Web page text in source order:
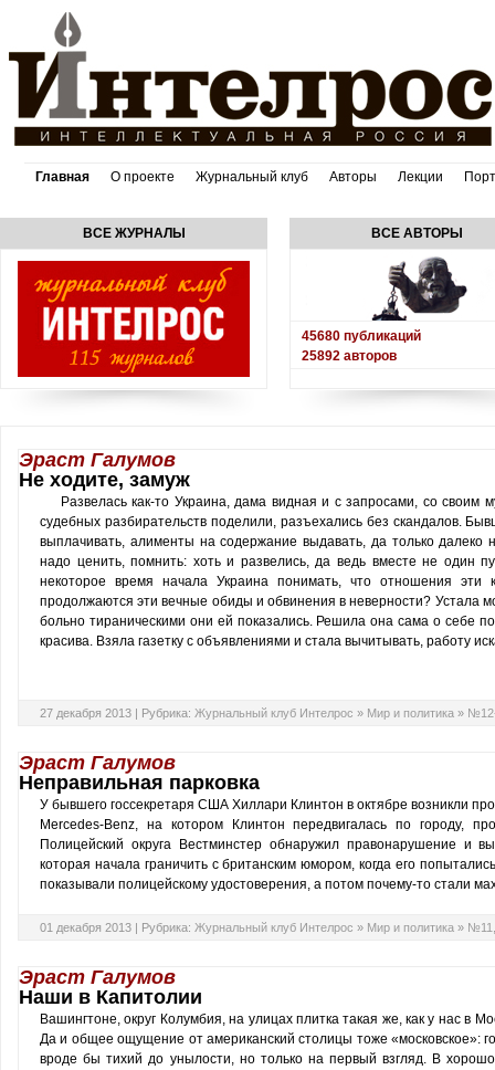
Главная О проекте Журнальный клуб Авторы Лекции
ВСЕ ЖУРНАЛЫ ВСЕ АВТОРЫ
45680 публикаций
25892 авторов
Эраст Галумов
Не ходите, замуж
Развелась как-то Украина, дама видная и с запросами, со
судебных разбирательств поделили, разъехались без скандалов.
выплачивать, алименты на содержание выдавать, да только далеко
надо ценить, помнить: хоть и развелись, да ведь вместе не один
некоторое время начала Украина понимать, что отношения эти
продолжаются эти вечные обиды и обвинения в неверности? Устала
больно тираническими они ей показались. Решила она сама о себе
красива. Взяла газетку с объявлениями и стала вычитывать, работу
27 декабря 2013 | Рубрика: Журнальный клуб Интелрос » Мир и политика »
Эраст Галумов
Неправильная парковка
У бывшего госсекретаря США Хиллари Клинтон в октябре возникли
Mercedes-Benz, на котором Клинтон передвигалась по городу,
Полицейский округа Вестминстер обнаружил правонарушение и
которая начала граничить с британским юмором, когда его
показывали полицейскому удостоверения, а потом почему-то стали
01 декабря 2013 | Рубрика: Журнальный клуб Интелрос » Мир и политика »
Эраст Галумов
Наши в Капитолии
Вашингтоне, округ Колумбия, на улицах плитка такая же, как у нас в
Да и общее ощущение от американский столицы тоже «московское»:
вроде бы тихий до унылости, но только на первый взгляд. В